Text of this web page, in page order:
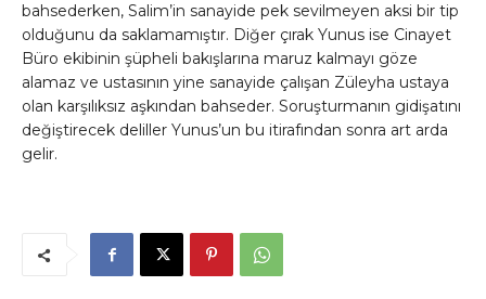
bahsederken, Salim’in sanayide pek sevilmeyen aksi bir tip
olduğunu da saklamamıştır. Diğer çırak Yunus ise Cinayet
Büro ekibinin şüpheli bakışlarına maruz kalmayı göze
alamaz ve ustasının yine sanayide çalışan Züleyha ustaya
olan karşılıksız aşkından bahseder. Soruşturmanın gidişatını
değiştirecek deliller Yunus’un bu itirafından sonra art arda
gelir.